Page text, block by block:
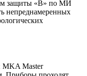
защиты «В» по МИ
непреднамеренных
MKA Master